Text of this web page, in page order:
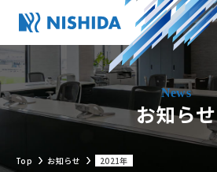
お知らせ
Top お知らせ 2021年